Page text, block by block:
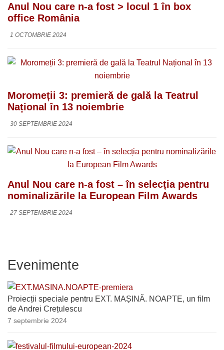
Anul Nou care n-a fost > locul 1 în box
office România
1 OCTOMBRIE 2024
Moromeții 3: premieră de gală la Teatrul
Național în 13 noiembrie
30 SEPTEMBRIE 2024
Anul Nou care n-a fost – în selecția pentru
nominalizările la European Film Awards
27 SEPTEMBRIE 2024
Evenimente
Proiecții speciale pentru EXT. MAȘINĂ. NOAPTE, un film
de Andrei Crețulescu
7 septembrie 2024